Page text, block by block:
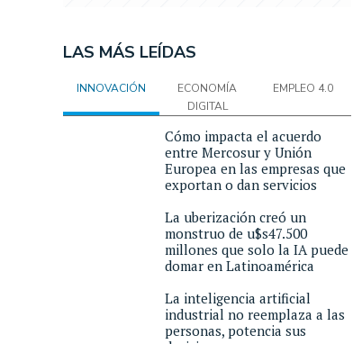
LAS MÁS LEÍDAS
INNOVACIÓN
ECONOMÍA
DIGITAL
EMPLEO 4.0
Cómo impacta el acuerdo
entre Mercosur y Unión
Europea en las empresas que
exportan o dan servicios
La uberización creó un
monstruo de u$s47.500
millones que solo la IA puede
domar en Latinoamérica
La inteligencia artificial
industrial no reemplaza a las
personas, potencia sus